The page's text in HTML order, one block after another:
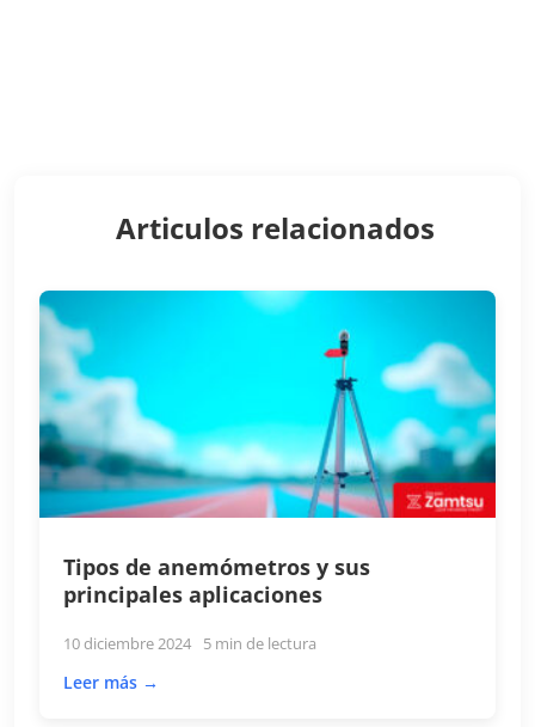
Articulos relacionados
Tipos de anemómetros y sus
principales aplicaciones
10 diciembre 2024 5 min de lectura
Leer más →